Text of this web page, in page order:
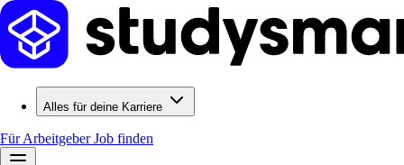
Alles für deine Karriere
Für ArbeitgeberJob finden